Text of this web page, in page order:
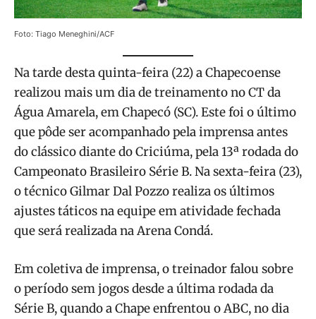
Foto: Tiago Meneghini/ACF
Na tarde desta quinta-feira (22) a Chapecoense
realizou mais um dia de treinamento no CT da
Água Amarela, em Chapecó (SC). Este foi o último
que pôde ser acompanhado pela imprensa antes
do clássico diante do Criciúma, pela 13ª rodada do
Campeonato Brasileiro Série B. Na sexta-feira (23),
o técnico Gilmar Dal Pozzo realiza os últimos
ajustes táticos na equipe em atividade fechada
que será realizada na Arena Condá.
Em coletiva de imprensa, o treinador falou sobre
o período sem jogos desde a última rodada da
Série B, quando a Chape enfrentou o ABC, no dia